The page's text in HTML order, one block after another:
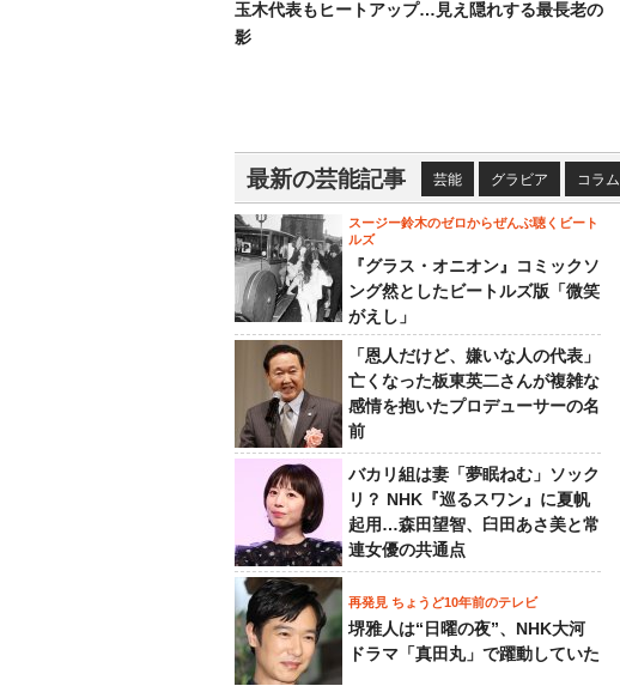
玉木代表もヒートアップ…見え隠れする最長老の
影
最新の芸能記事 芸能 グラビア コラム
スージー鈴木のゼロからぜんぶ聴くビート
ルズ
『グラス・オニオン』コミックソ
ング然としたビートルズ版「微笑
がえし」
「恩人だけど、嫌いな人の代表」
亡くなった板東英二さんが複雑な
感情を抱いたプロデューサーの名
前
バカリ組は妻「夢眠ねむ」ソック
リ？ NHK『巡るスワン』に夏帆
起用…森田望智、臼田あさ美と常
連女優の共通点
再発見 ちょうど10年前のテレビ
堺雅人は“日曜の夜”、NHK大河
ドラマ「真田丸」で躍動していた